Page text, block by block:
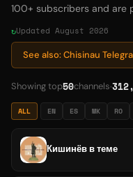
100+ subscribers and are
Updated August 2026
See also: Chisinau
Showing top50channels
ALL EN ES MK RO
Кишинёв в теме